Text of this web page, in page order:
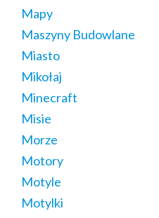
Mapy
Maszyny Budowlane
Miasto
Mikołaj
Minecraft
Misie
Morze
Motory
Motyle
Motylki